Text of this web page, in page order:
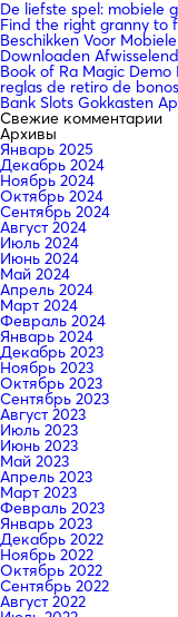
De liefste spel: mobiele
Find the right granny to
Beschikken Voor
Downloaden
Book of Ra Magic
reglas de retiro de
Bank Slots Gokkasten
Свежие комментарии
Архивы
Январь 2025
Декабрь 2024
Ноябрь 2024
Октябрь 2024
Сентябрь 2024
Август 2024
Июль 2024
Июнь 2024
Май 2024
Апрель 2024
Март 2024
Февраль 2024
Январь 2024
Декабрь 2023
Ноябрь 2023
Октябрь 2023
Сентябрь 2023
Август 2023
Июль 2023
Июнь 2023
Май 2023
Апрель 2023
Март 2023
Февраль 2023
Январь 2023
Декабрь 2022
Ноябрь 2022
Октябрь 2022
Сентябрь 2022
Август 2022